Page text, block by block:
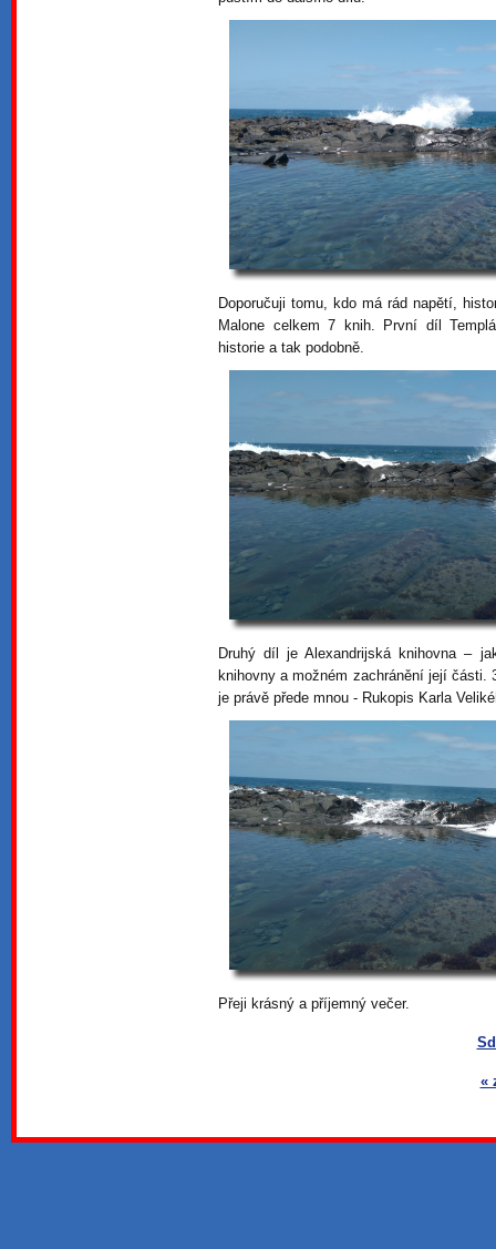
Doporučuji tomu, kdo má rád napětí,
Malone celkem 7 knih. První díl
historie a tak podobně.
Druhý díl je Alexandrijská knihovna –
knihovny a možném zachránění její
je právě přede mnou - Rukopis Karla
Přeji krásný a příjemný večer.
«